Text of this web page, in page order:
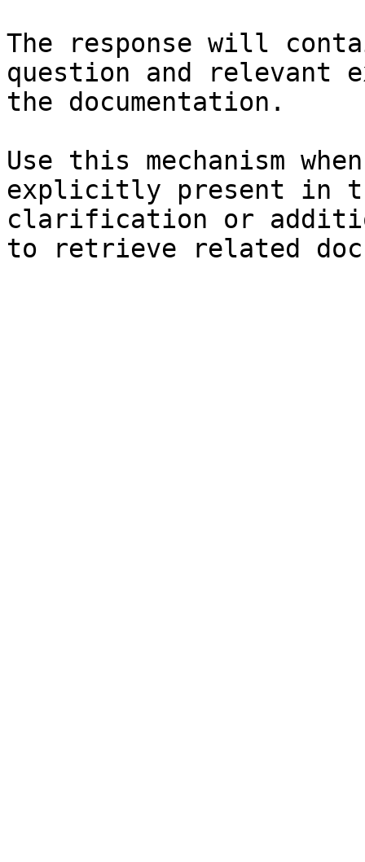
The response will
question and relevant
the documentation.
Use this mechanism
explicitly present in
clarification or